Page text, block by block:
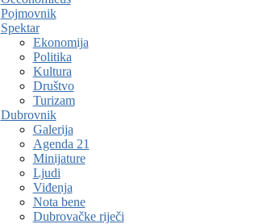
Pojmovnik
Spektar
Ekonomija
Politika
Kultura
Društvo
Turizam
Dubrovnik
Galerija
Agenda 21
Minijature
Ljudi
Viđenja
Nota bene
Dubrovačke riječi